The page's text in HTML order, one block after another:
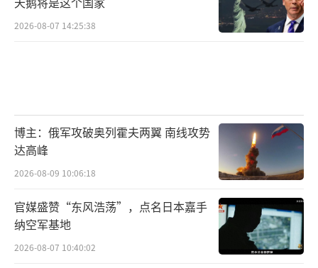
澳大利亚空军认为，尽管尚不能替代起降
跑道，但“Dura-Base”地垫仍是一个可供选
要”，特别是“与中国军方在更广泛地区的紧
张关系日益加剧”之际，该地区的战略重要性
正在不断上升，（工程）中队指挥官将此物描
修复手段，将用于未来的许多应用场景中。澳
大利亚也希望借助此物在没有完善空军基地的
地区来支持军用飞机行动，包括参与铺设临时
2026-08-07 14:25:38
博主：俄军攻破奥列霍夫两翼 南线攻势
达高峰
2026-08-09 10:06:18
官媒盛赞“东风浩荡”，点名日本嘉手
纳空军基地
2026-08-07 10:40:02